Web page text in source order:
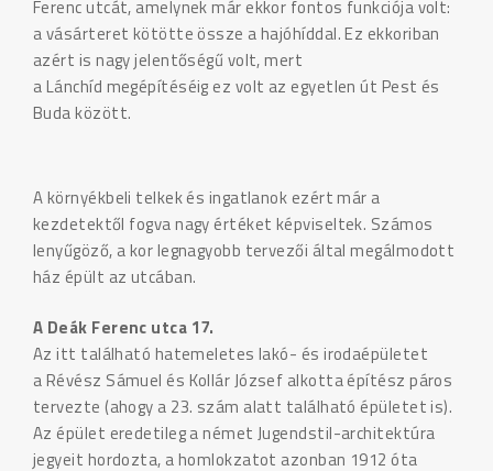
Ferenc utcát, amelynek már ekkor fontos funkciója volt:
a vásárteret kötötte össze a hajóhíddal. Ez ekkoriban
azért is nagy jelentőségű volt, mert
a Lánchíd megépítéséig ez volt az egyetlen út Pest és
Buda között.
A környékbeli telkek és ingatlanok ezért már a
kezdetektől fogva nagy értéket képviseltek. Számos
lenyűgöző, a kor legnagyobb tervezői által megálmodott
ház épült az utcában.
A Deák Ferenc utca 17.
Az itt található hatemeletes lakó- és irodaépületet
a Révész Sámuel és Kollár József alkotta építész páros
tervezte (ahogy a 23. szám alatt található épületet is).
Az épület eredetileg a német Jugendstil-architektúra
jegyeit hordozta, a homlokzatot azonban 1912 óta